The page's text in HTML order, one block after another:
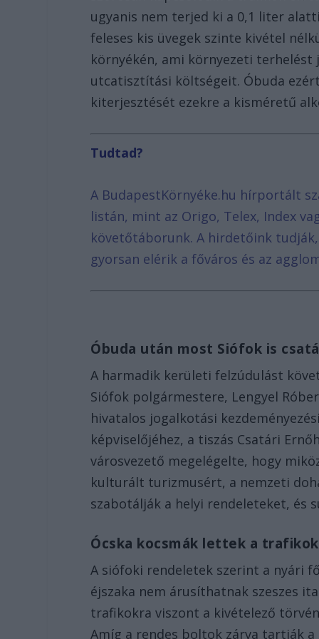
ugyanis nem terjed ki a 0,1 liter
feleses kis üvegek szinte kivétel
környékén, ami környezeti
utcatisztítási költségeit. Óbuda
kiterjesztését ezekre a kisméretű
Tudtad?
A BudapestKörnyéke.hu hírportált
listán, mint az Origo, Telex, Index
követőtáborunk. A hirdetőink
gyorsan elérik a főváros és az
Óbuda után most Siófok is
A harmadik kerületi felzúdulást
Siófok polgármestere, Lengyel
hivatalos jogalkotási
képviselőjéhez, a tiszás Csatári
városvezető megelégelte, hogy
kulturált turizmusért, a nemzeti
szabotálják a helyi rendeleteket, és
Ócska kocsmák lettek a trafikok
A siófoki rendeletek szerint a nyári
éjszaka nem árusíthatnak szeszes
trafikokra viszont a kivételező
Amíg a rendes boltok zárva tartják